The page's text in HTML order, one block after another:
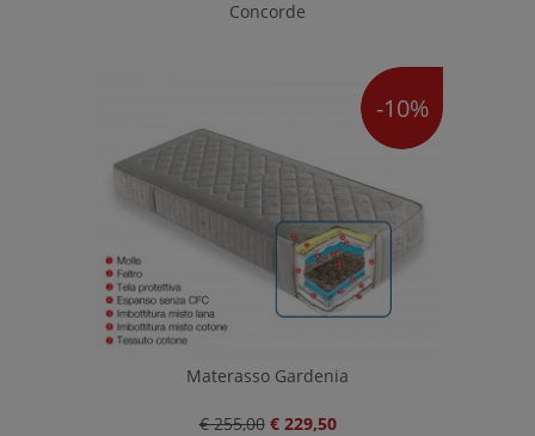
Concorde
-10%
Materasso Gardenia
€ 255,00 € 229,50